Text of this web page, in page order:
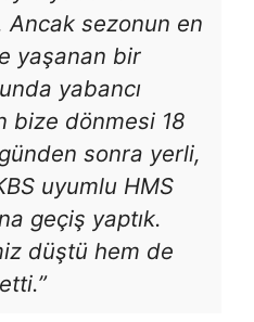
Ancak sezonun en
yaşanan bir
yabancı
bize dönmesi 18
sonra yerli,
uyumlu HMS
geçiş yaptık.
düştü hem de